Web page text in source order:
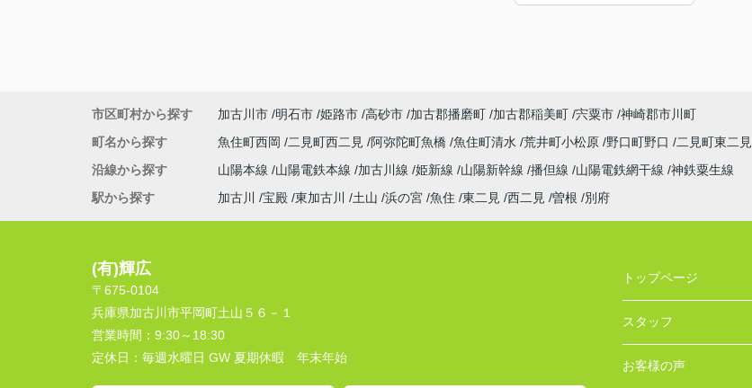
ら遊びに来て下さいねー！！
市区町村から探す 加古川市 明石市 姫路市 高砂市 加古郡播磨町 加古郡稲美町 宍粟市 神崎郡市川町
町名から探す
魚住町西岡 二見町西二見 阿弥陀町魚橋 魚住町清水 荒井町小松原 野口町野口 二見町東二見
沿線から探す
山陽本線 山陽電鉄本線 加古川線 姫新線 山陽新幹線 播但線 山陽電鉄網干線 神鉄粟生線
駅から探す
加古川 宝殿 東加古川 土山 浜の宮 魚住 東二見 西二見 曽根 別府
(有)輝広
〒675-0104
兵庫県加古川市平岡町土山５６－１
営業時間： 9:30～18:30
定休日： 毎週水曜日 GW 夏期休暇 年末年始
トップページ
スタッフ
お客様の声